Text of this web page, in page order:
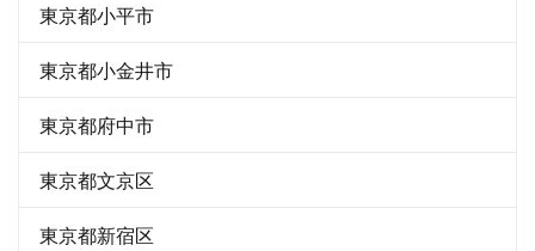
東京都小平市
東京都小金井市
東京都府中市
東京都文京区
東京都新宿区